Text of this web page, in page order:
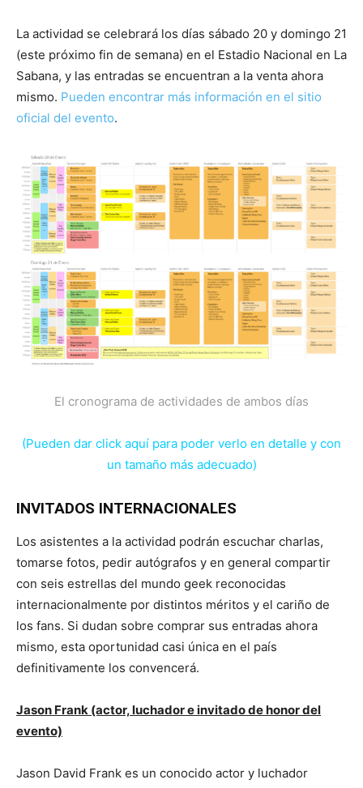
La actividad se celebrará los días sábado 20 y domingo 21
(este próximo fin de semana) en el Estadio Nacional en La
Sabana, y las entradas se encuentran a la venta ahora
mismo. Pueden encontrar más información en el sitio
oficial del evento.
El cronograma de actividades de ambos días
(Pueden dar click aquí para poder verlo en detalle y con
un tamaño más adecuado)
INVITADOS INTERNACIONALES
Los asistentes a la actividad podrán escuchar charlas,
tomarse fotos, pedir autógrafos y en general compartir
con seis estrellas del mundo geek reconocidas
internacionalmente por distintos méritos y el cariño de
los fans. Si dudan sobre comprar sus entradas ahora
mismo, esta oportunidad casi única en el país
definitivamente los convencerá.
Jason Frank (actor, luchador e invitado de honor del
evento)
Jason David Frank es un conocido actor y luchador